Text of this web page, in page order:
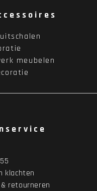
meubelen
klachten
retourneren